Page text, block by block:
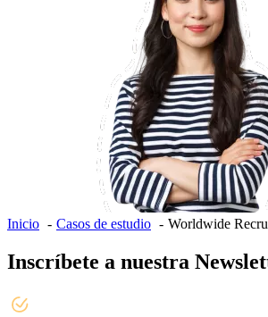
Inicio Casos de estudio Worldwide
Inscríbete a nuestra